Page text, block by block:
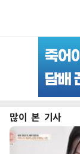
많이 본 기사